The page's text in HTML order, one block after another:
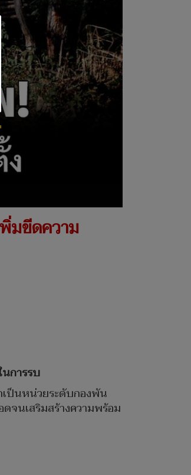
มขีดความ
การรบ
เป็นหน่วยระดับกองพัน
จนเสริมสร้างความพร้อม